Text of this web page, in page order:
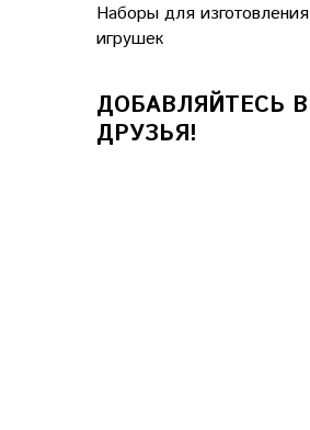
Наборы для изготовления
игрушек
ДОБАВЛЯЙТЕСЬ В
ДРУЗЬЯ!